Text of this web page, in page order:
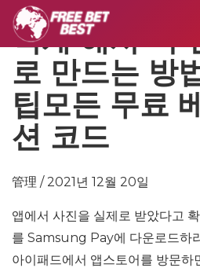
적게 해서 더
로 만드는 방
팁모든 무료
션 코드
管理 / 2021년 12월 20일
앱에서 사진을 실제로 받았다고
를 Samsung Pay에 다운로드하
아이패드에서 앱스토어를 방문하